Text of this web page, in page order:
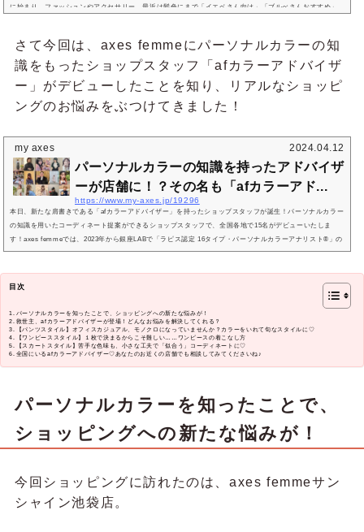
に始まり、ファッションやアクセサリー、最近は髪色にまで「イエベさん向け」「ブルべさんおすすめ」
て顔立ちなどに調和した「あなたに似合う色」のことを指します。今回、「パーソナルカラーとは！？」
と思っている編集部のたなべが...
さて今回は、axes femmeにパーソナルカラーの知
識をもったショップスタッフ「afカラーアドバイザ
ー」がデビューしたことを知り、リアルなショッピ
ングのお悩みをぶつけてきました！
my axes 2024.04.12
パーソナルカラーの知識を持ったアドバイザ
ーが店舗に！？その名も「afカラーアド...
https://www.my-axes.jp/19296
本日、新たな肩書きである「afカラーアドバイザー」を持ったショップスタッフが誕生！パーソナルカラー
の知識を用いたコーディネート提案ができるショップスタッフで、全国各地で15名がデビューいたしま
す！axes femmeでは、2023年から銀座LABで「ラピス認定 16タイプ・パーソナルカラーアナリスト®」の
suzuさんがパーソナルカラー診断を行うサービスをスタートさせました。「afカラーアドバイザー」と
目次
パーソナルカラーを知ったことで、ショッピングへの新たな悩みが！
救世主、afカラーアドバイザーが登場！どんなお悩みを解決してくれる？
【パンツスタイル】オフィスカジュアル、モノクロになっていませんか？カラーをいれて旬なスタイルに♡
【ワンピーススタイル】１枚で決まるからこそ難しい……ワンピースの着こなし方
【スカートスタイル】苦手な色味も、小さな工夫で「似合う」コーディネートに♡
全国にいるafカラーアドバイザー♡あなたのお近くの店舗でも相談してみてくださいね♪
パーソナルカラーを知ったことで、
ショッピングへの新たな悩みが！
今回ショッピングに訪れたのは、axes femmeサン
シャイン池袋店。